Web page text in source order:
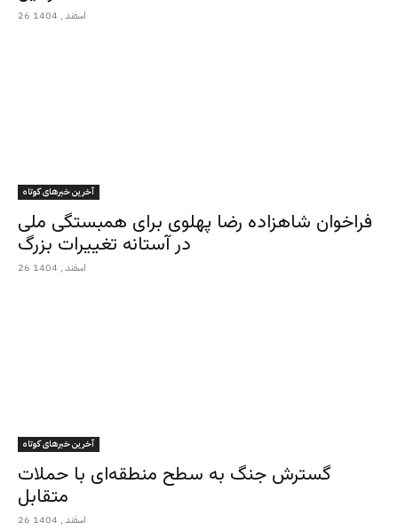
26 اسفند , 1404
آخرین خبرهای کوتاه
فراخوان شاهزاده رضا پهلوی برای همبستگی ملی
در آستانه تغییرات بزرگ
26 اسفند , 1404
آخرین خبرهای کوتاه
گسترش جنگ به سطح منطقه‌ای با حملات
متقابل
26 اسفند , 1404